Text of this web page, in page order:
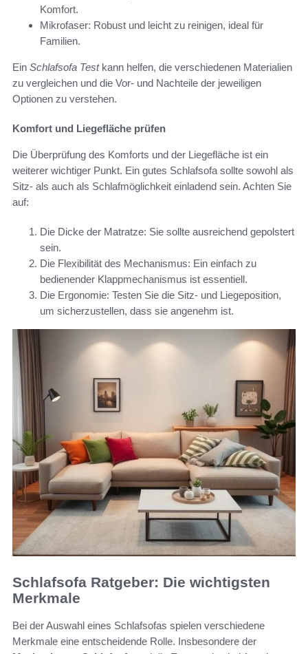
Komfort.
Mikrofaser: Robust und leicht zu reinigen, ideal für
Familien.
Ein Schlafsofa Testkann helfen, die verschiedenen Materialien
zu vergleichen und die Vor- und Nachteile der jeweiligen
Optionen zu verstehen.
Komfort und Liegefläche prüfen
Die Überprüfung des Komforts und der Liegefläche ist ein
weiterer wichtiger Punkt. Ein gutes Schlafsofa sollte sowohl als
Sitz- als auch als Schlafmöglichkeit einladend sein. Achten Sie
auf:
Die Dicke der Matratze: Sie sollte ausreichend gepolstert
sein.
Die Flexibilität des Mechanismus: Ein einfach zu
bedienender Klappmechanismus ist essentiell.
Die Ergonomie: Testen Sie die Sitz- und Liegeposition,
um sicherzustellen, dass sie angenehm ist.
Schlafsofa Ratgeber: Die wichtigsten
Merkmale
Bei der Auswahl eines Schlafsofas spielen verschiedene
Merkmale eine entscheidende Rolle. Insbesondere der